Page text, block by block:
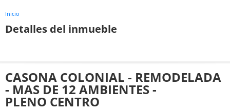
Inicio
Detalles del inmueble
CASONA COLONIAL - REMODELADA
- MAS DE 12 AMBIENTES -
PLENO CENTRO